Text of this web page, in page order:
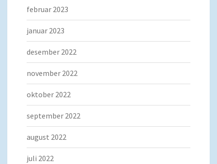
februar 2023
januar 2023
desember 2022
november 2022
oktober 2022
september 2022
august 2022
juli 2022